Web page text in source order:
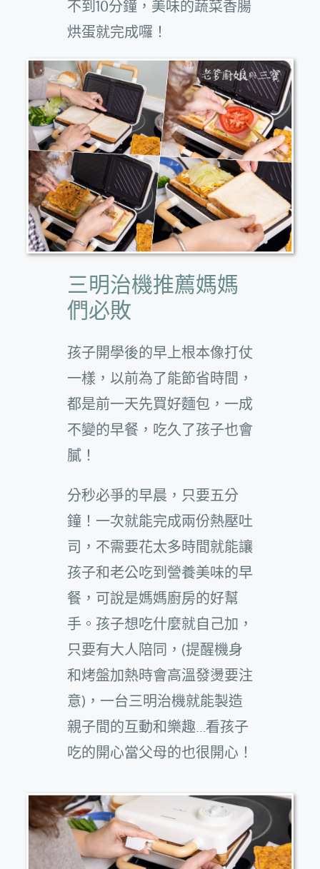
不到10分鐘，美味的蔬菜香腸
烘蛋就完成囉！
三明治機推薦媽媽
們必敗
孩子開學後的早上根本像打仗
一樣，以前為了能節省時間，
都是前一天先買好麵包，一成
不變的早餐，吃久了孩子也會
膩！
分秒必爭的早晨，只要五分
鐘！一次就能完成兩份熱壓吐
司，不需要花太多時間就能讓
孩子和老公吃到營養美味的早
餐，可說是媽媽廚房的好幫
手。孩子想吃什麼就自己加，
只要有大人陪同，(提醒機身
和烤盤加熱時會高溫發燙要注
意)，一台三明治機就能製造
親子間的互動和樂趣…看孩子
吃的開心當父母的也很開心！